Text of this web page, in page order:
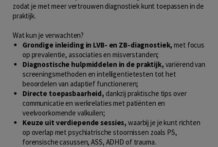
zodat je met meer vertrouwen diagnostiek kunt toepassen in de
praktijk.
Wat kun je verwachten?
Grondige inleiding in LVB- en ZB-diagnostiek, met focus
op prevalentie, associaties en misverstanden;
Diagnostische hulpmiddelen in de praktijk, variërend van
screeningsmethoden en intelligentietesten tot het
beoordelen van adaptief functioneren;
Directe toepasbaarheid, dankzij praktische tips over
communicatie en werkrelaties met patiënten en
veelvoorkomende valkuilen;
Keuze uit verdiepende sessies,waarbij je je kunt richten
op overlap met psychiatrische stoornissen zoals PS,
forensische casussen, ASS, ADHD of trauma.